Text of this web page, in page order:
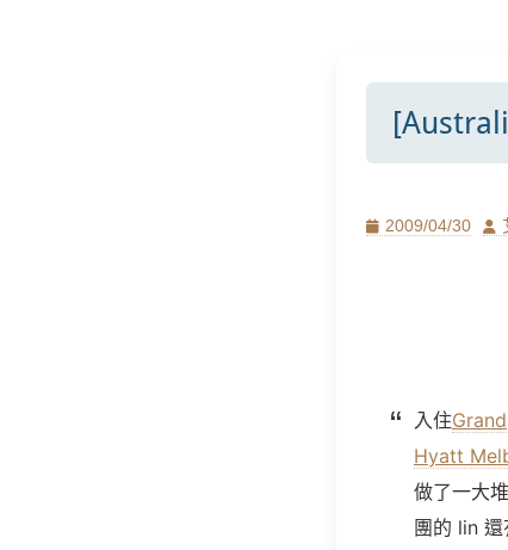
Posted
2009/04/30
入住Grand
Hyatt
做了一大
團的 lin 還